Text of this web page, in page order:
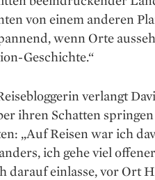
von einem anderen
wenn Orte
Geschichte.“
verlangt
ihren Schatten
„Auf Reisen war ich
ich gehe viel
darauf einlasse, vor Ort